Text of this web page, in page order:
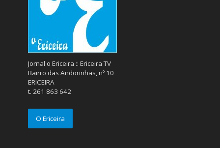
Jornal o Ericeira :: Ericeira TV
Bairro das Andorinhas, nº 10
ERICEIRA
t. 261 863 642
O Ericeira